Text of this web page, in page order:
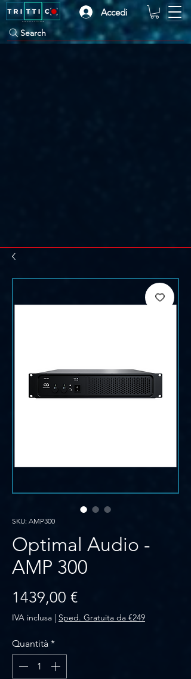
Accedi
Search
SKU: AMP300
Optimal Audio -
AMP 300
1439,00 €Prezzo
IVA inclusa | Sped. Gratuita da €249
Quantità *